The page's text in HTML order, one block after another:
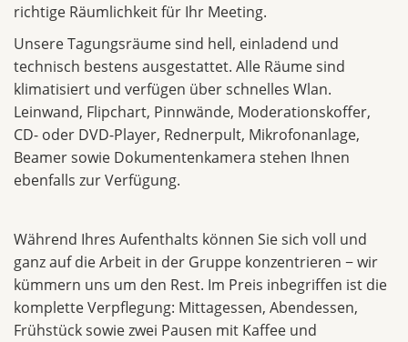
richtige Räumlichkeit für Ihr Meeting.
Unsere Tagungsräume sind hell, einladend und
technisch bestens ausgestattet. Alle Räume sind
klimatisiert und verfügen über schnelles Wlan.
Leinwand, Flipchart, Pinnwände, Moderationskoffer,
CD- oder DVD-Player, Rednerpult, Mikrofonanlage,
Beamer sowie Dokumentenkamera stehen Ihnen
ebenfalls zur Verfügung.
Während Ihres Aufenthalts können Sie sich voll und
ganz auf die Arbeit in der Gruppe konzentrieren − wir
kümmern uns um den Rest. Im Preis inbegriffen ist die
komplette Verpflegung: Mittagessen, Abendessen,
Frühstück sowie zwei Pausen mit Kaffee und